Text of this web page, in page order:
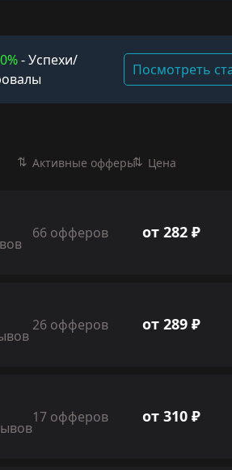
- Успехи/
Посмотреть
Активные офферы Цена
66 офферов от 282 ₽
26 офферов от 289 ₽
17 офферов от 310 ₽